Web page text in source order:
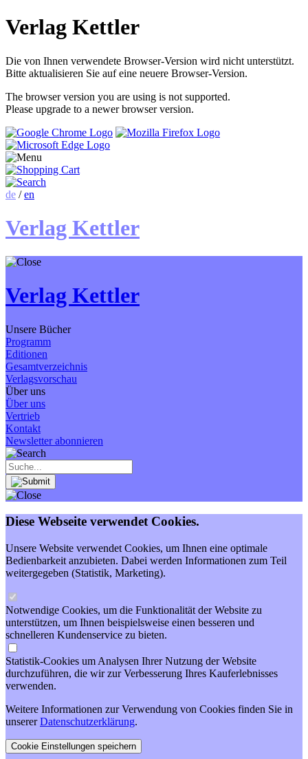
Verlag Kettler
Die von Ihnen verwendete Browser-Version wird nicht unterstützt.
Bitte aktualisieren Sie auf eine neuere Browser-Version.
The browser version you are using is not supported.
Please upgrade to a newer browser version.
de /en
Verlag Kettler
Verlag Kettler
Unsere Bücher
Programm
Editionen
Gesamtverzeichnis
Verlagsvorschau
Über uns
Über uns
Vertrieb
Kontakt
Newsletter abonnieren
Diese Webseite verwendet Cookies.
Unsere Website verwendet Cookies, um Ihnen eine optimale
Bedienbarkeit anzubieten. Dabei werden Informationen zum Teil
weitergegeben (Statistik, Marketing).
Notwendige Cookies, um die Funktionalität der Website zu
unterstützen, um Ihnen beispielsweise einen besseren und
schnelleren Kundenservice zu bieten.
Statistik-Cookies um Analysen Ihrer Nutzung der Website
durchzuführen, die wir zur Verbesserung Ihres Kauferlebnisses
verwenden.
Weitere Informationen zur Verwendung von Cookies finden Sie in
unsererDatenschutzerklärung.